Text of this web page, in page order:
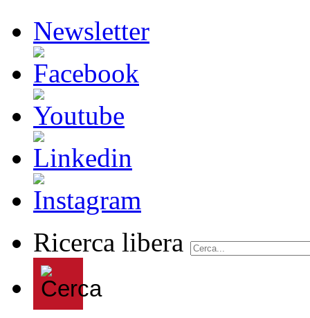
Newsletter
Ricerca libera